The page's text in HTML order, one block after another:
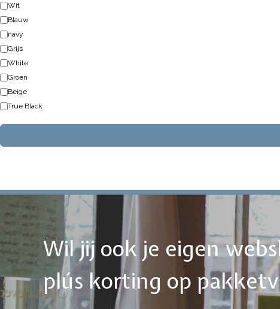
Wit
Blauw
navy
Grijs
White
Groen
Beige
True Black
Wil jij ook je eigen
plús korting op